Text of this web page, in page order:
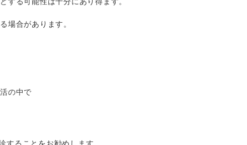
場合があります。
の中で
することをお勧めします。